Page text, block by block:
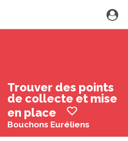
Trouver des points
de collecte et mise
en place
Bouchons Euréliens